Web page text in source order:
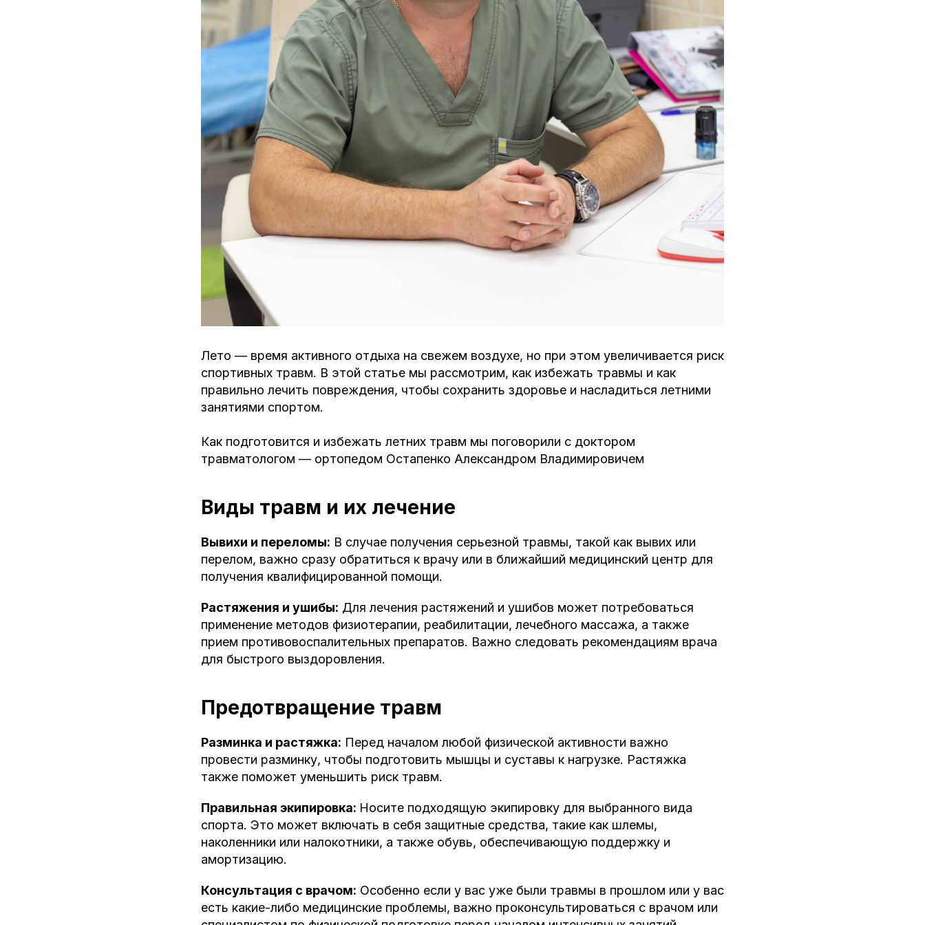
Лето — время активного отдыха на свежем воздухе, но при этом увеличивается риск
спортивных травм. В этой статье мы рассмотрим, как избежать травмы и как
правильно лечить повреждения, чтобы сохранить здоровье и насладиться летними
занятиями спортом.
Как подготовится и избежать летних травм мы поговорили с доктором
травматологом — ортопедом Остапенко Александром Владимировичем
Виды травм и их лечение
Вывихи и переломы: В случае получения серьезной травмы, такой как вывих или
перелом, важно сразу обратиться к врачу или в ближайший медицинский центр для
получения квалифицированной помощи.
Растяжения и ушибы: Для лечения растяжений и ушибов может потребоваться
применение методов физиотерапии, реабилитации, лечебного массажа, а также
прием противовоспалительных препаратов. Важно следовать рекомендациям врача
для быстрого выздоровления.
Предотвращение травм
Разминка и растяжка: Перед началом любой физической активности важно
провести разминку, чтобы подготовить мышцы и суставы к нагрузке. Растяжка
также поможет уменьшить риск травм.
Правильная экипировка: Носите подходящую экипировку для выбранного вида
спорта. Это может включать в себя защитные средства, такие как шлемы,
наколенники или налокотники, а также обувь, обеспечивающую поддержку и
амортизацию.
Консультация с врачом: Особенно если у вас уже были травмы в прошлом или у вас
есть какие-либо медицинские проблемы, важно проконсультироваться с врачом или